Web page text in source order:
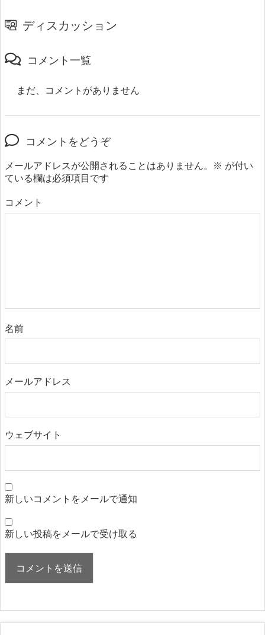
ディスカッション
コメント一覧
まだ、コメントがありません
コメントをどうぞ
メールアドレスが公開されることはありません。 ※ が付い
ている欄は必須項目です
コメント
名前
メールアドレス
ウェブサイト
新しいコメントをメールで通知
新しい投稿をメールで受け取る